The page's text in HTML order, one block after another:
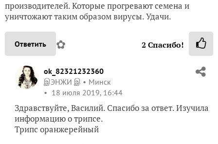
производителей. Которые прогревают семена и
уничтожают таким образом вирусы. Удачи.
Ответить ✿ 2 Спасибо!
ok_82321232360
இЭНЖИ இ
Минск
18 июля 2019, 16:44
Здравствуйте, Василий. Спасибо за ответ. Изучила
информацию о трипсе.
Трипс оранжерейный